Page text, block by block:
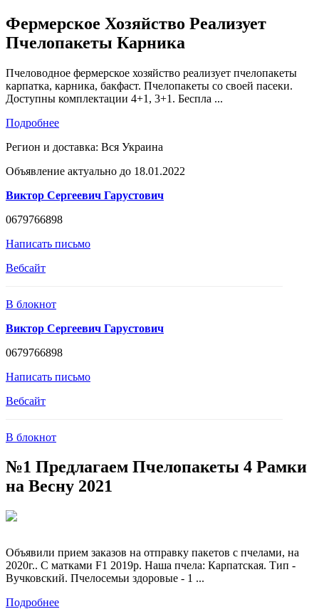
Фермерское Хозяйство Реализует
Пчелопакеты Карника
Пчеловодное фермерское хозяйство реализует пчелопакеты
карпатка, карника, бакфаст. Пчелопакеты со своей пасеки.
Доступны комплектации 4+1, 3+1. Беспла ...
Подробнее
Регион и доставка: Вся Украина
Объявление актуально до 18.01.2022
Виктор Сергеевич Гарустович
0679766898
Написать письмо
Вебсайт
В блокнот
Виктор Сергеевич Гарустович
0679766898
Написать письмо
Вебсайт
В блокнот
№1 Предлагаем Пчелопакеты 4 Рамки
на Весну 2021
Объявили прием заказов на отправку пакетов с пчелами, на
2020г.. С матками F1 2019р. Наша пчела: Карпатская. Тип -
Вучковский. Пчелосемьи здоровые - 1 ...
Подробнее